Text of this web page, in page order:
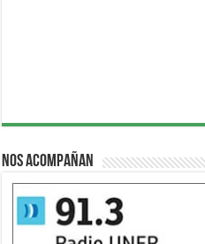
Nos acompañan